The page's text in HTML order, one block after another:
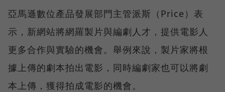
亞馬遜數位產品發展部門主管派斯（Price）表
示，新網站將網羅製片與編劇人才，提供電影人
更多合作與實驗的機會。舉例來說，製片家將根
據上傳的劇本拍出電影，同時編劇家也可以將劇
本上傳，獲得拍成電影的機會。